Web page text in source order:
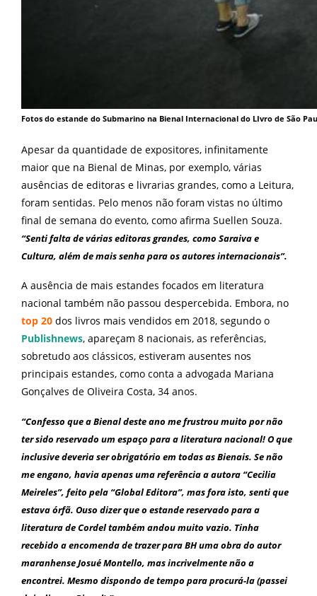
Fotos do estande do Submarino na Bienal Internacional do LIvro de São
Apesar da quantidade de expositores, infinitamente
maior que na Bienal de Minas, por exemplo, várias
ausências de editoras e livrarias grandes, como a Leitura,
foram sentidas. Pelo menos não foram vistas no último
final de semana do evento, como afirma Suellen Souza.
“Senti falta de várias editoras grandes, como Saraiva e
Cultura, além de mais senha para os autores internacionais”.
A ausência de mais estandes focados em literatura
nacional também não passou despercebida. Embora, no
top 20 dos livros mais vendidos em 2018, segundo o
Publishnews, apareçam 8 nacionais, as referências,
sobretudo aos clássicos, estiveram ausentes nos
principais estandes, como conta a advogada Mariana
Gonçalves de Oliveira Costa, 34 anos.
“Confesso que a Bienal deste ano me frustrou muito por não
ter sido reservado um espaço para a literatura nacional! O que
inclusive deveria ser obrigatório em todas as Bienais. Se não
me engano, havia apenas uma referência a autora “Cecilia
Meireles”, feito pela “Global Editora”, mas fora isto, senti que
estava órfã. Ouso dizer que o estande reservado para a
literatura de Cordel também andou muito vazio. Tinha
recebido a encomenda de trazer para BH uma obra do autor
maranhense Josué Montello, mas incrivelmente não a
encontrei. Mesmo dispondo de tempo para procurá-la (passei